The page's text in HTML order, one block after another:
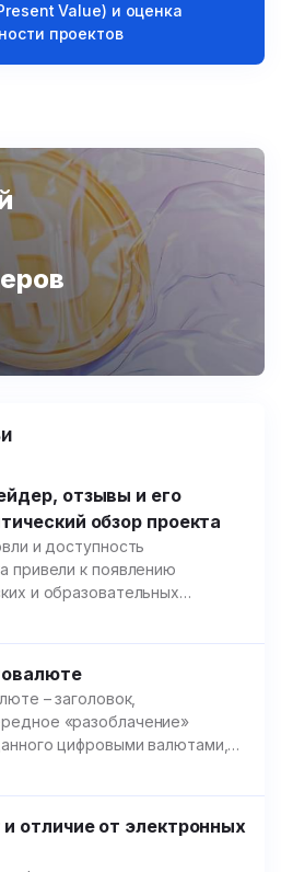
Value) и оценка
проектов
отзывы и его
обзор проекта
и доступность
привели к появлению
и образовательных
– заголовок,
«разоблачение»
цифровыми валютами,
отличие от электронных